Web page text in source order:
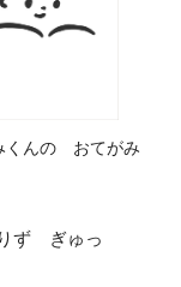
くんの おてがみ